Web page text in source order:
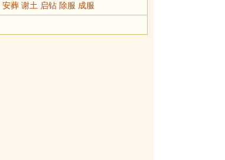
葬 谢土 启钻 除服 成服